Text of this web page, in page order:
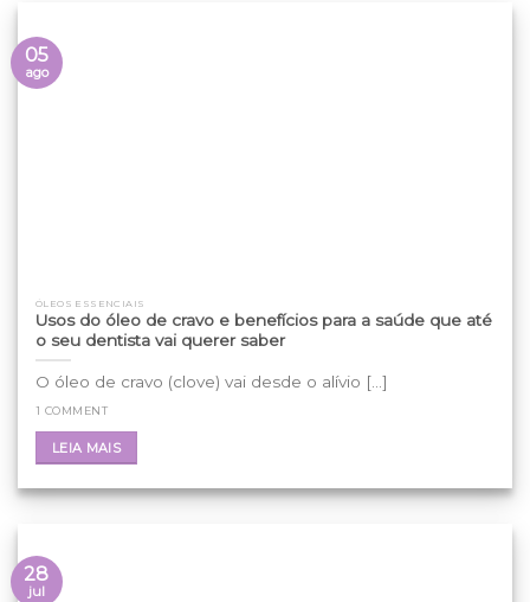
ÓLEOS ESSENCIAIS
Usos do óleo de cravo e benefícios para a saúde que até
o seu dentista vai querer saber
O óleo de cravo (clove) vai desde o alívio [...]
1 COMMENT
LEIA MAIS
05
ago
28
jul